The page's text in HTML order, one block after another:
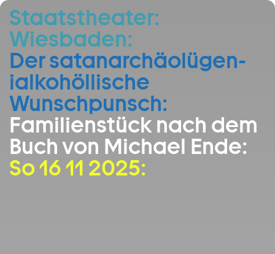
Zum Hauptinhalt springen
Zum Footer springen
Staatstheater:
Wiesbaden:
Der satan­archäo­lügen­
ialko­höllische
Wunschpunsch:
Familienstück nach dem
Buch von Michael Ende:
So 16 11 2025: